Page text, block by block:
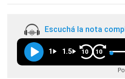
Escuchá la nota
1 1.5 10 10